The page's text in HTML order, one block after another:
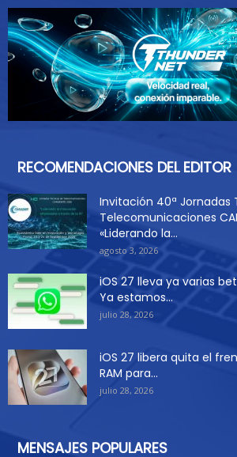
RECOMENDACIONES DEL EDITOR
Invitación 40ª Jornadas
Telecomunicaciones
«Liderando la...
agosto 3, 2026
iOS 27 lleva ya varias
Ya estamos...
julio 28, 2026
iOS 27 libera quita el
RAM para...
julio 28, 2026
MENSAJES POPULARES